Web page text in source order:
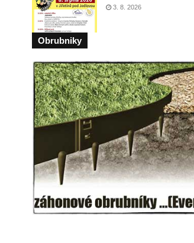
3. 8. 2026
Obrubniky